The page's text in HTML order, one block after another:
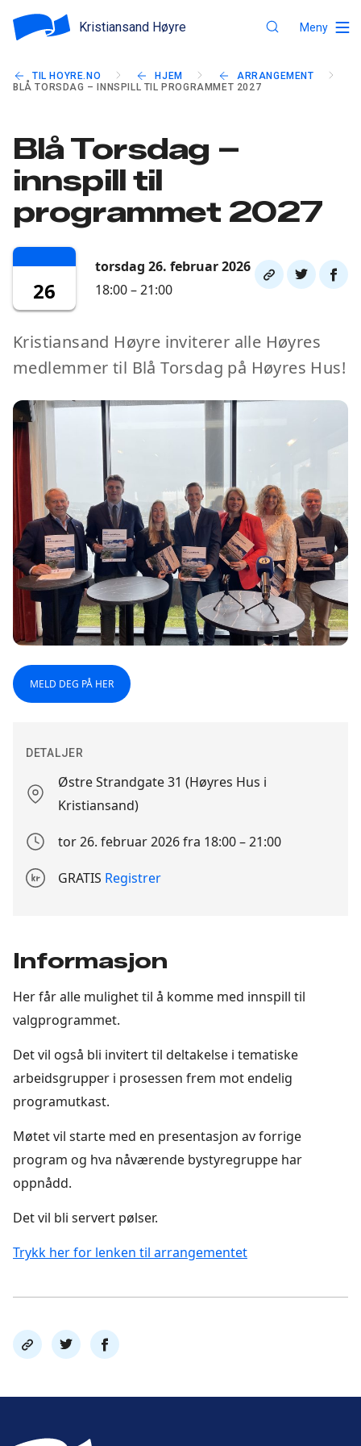
Kristiansand Høyre Meny
TIL HOYRE.NO HJEM
ARRANGEMENT
BLÅ TORSDAG – INNSPILL TIL PROGRAMMET 2027
Blå Torsdag –
innspill til
programmet 2027
26
torsdag 26. februar 2026
18:00 – 21:00
Del
link
Del
på
Del
på
Kristiansand Høyre inviterer alle Høyres
medlemmer til Blå Torsdag på Høyres Hus!
MELD DEG PÅ HER
DETALJER
Stedet
Østre Strandgate 31 (Høyres Hus i
Kristiansand)
Arrangement
dato
tor 26. februar 2026 fra 18:00 – 21:00
Påmeldingsdetajer
GRATIS Registrer
Informasjon
Her får alle mulighet til å komme med innspill til
valgprogrammet.
Det vil også bli invitert til deltakelse i tematiske
arbeidsgrupper i prosessen frem mot endelig
programutkast.
Møtet vil starte med en presentasjon av forrige
program og hva nåværende bystyregruppe har
oppnådd.
Det vil bli servert pølser.
Trykk her for lenken til arrangementet
Del
link
Del
på
Del
på